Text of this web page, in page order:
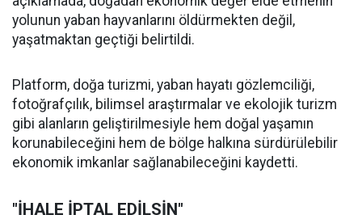
yolunun yaban hayvanlarını öldürmekten değil,
yaşatmaktan geçtiği belirtildi.
Platform, doğa turizmi, yaban hayatı gözlemciliği,
fotoğrafçılık, bilimsel araştırmalar ve ekolojik turizm
gibi alanların geliştirilmesiyle hem doğal yaşamın
korunabileceğini hem de bölge halkına sürdürülebilir
ekonomik imkanlar sağlanabileceğini kaydetti.
"İHALE İPTAL EDİLSİN"